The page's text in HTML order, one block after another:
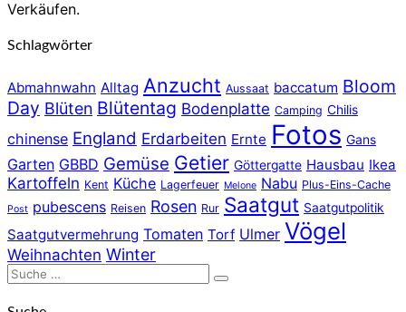
Verkäufen.
Schlagwörter
Abmahnwahn Alltag Anzucht Aussaat baccatum Bloom
Day Blüten Blütentag Bodenplatte Camping Chilis
chinense England Erdarbeiten Ernte Fotos Gans
Garten GBBD Gemüse Getier Göttergatte Hausbau Ikea
Kartoffeln Kent Küche Lagerfeuer Melone Nabu Plus-Eins-Cache
Post pubescens Reisen Rosen Rur Saatgut Saatgutpolitik
Saatgutvermehrung Tomaten Torf Ulmer Vögel
Weihnachten Winter
Suche
Suchen